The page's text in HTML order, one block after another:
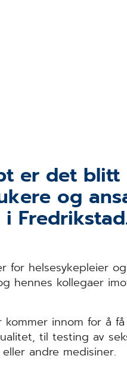
er det
og
for helsesykepleier
hennes kollegaer
innom for å
til testing av
andre medisiner.